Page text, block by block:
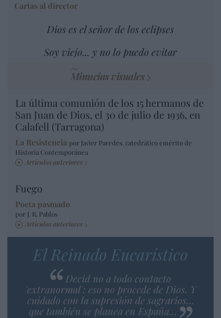
Cartas al director
Dios es el señor de los eclipses
Soy viejo... y no lo puedo evitar
Minucias visuales
La última comunión de los 15 hermanos de
San Juan de Dios, el 30 de julio de 1936, en
Calafell (Tarragona)
La Resistencia por Javier Paredes, catedrático emérito de
Historia Contemporánea
Artículos anteriores
Fuego
Poeta pasmado
por J. R. Pablos
Artículos anteriores
El Reinado Eucarístico
Decid no a todo contacto
'extranormal': eso no procede de Dios. Y
cuidado con la supresión de sagrarios…
que también se planea en España…